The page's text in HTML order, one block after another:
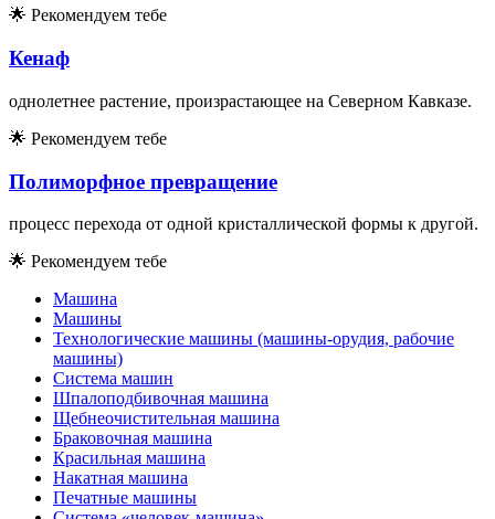
🌟 Рекомендуем тебе
Кенаф
однолетнее растение, произрастающее на Северном Кавказе.
🌟 Рекомендуем тебе
Полиморфное превращение
процесс перехода от одной кристаллической формы к другой.
🌟 Рекомендуем тебе
Машина
Машины
Технологические машины (машины-орудия, рабочие
машины)
Система машин
Шпалоподбивочная машина
Щебнеочистительная машина
Браковочная машина
Красильная машина
Накатная машина
Печатные машины